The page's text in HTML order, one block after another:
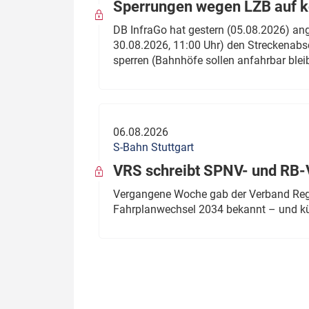
Sperrungen wegen LZB auf
DB InfraGo hat gestern (05.08.2026)
30.08.2026, 11:00 Uhr) den
sperren (Bahnhöfe sollen anfahrbar
06.08.2026
S-Bahn Stuttgart
VRS schreibt SPNV- und
Vergangene Woche gab der Verband
Fahrplanwechsel 2034 bekannt – und